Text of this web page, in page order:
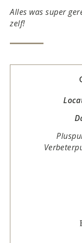
Alles was super
zelf!